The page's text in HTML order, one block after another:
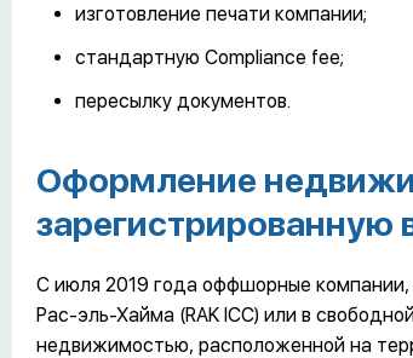
изготовление печати компании;
стандартную Compliance fee;
пересылку документов.
Оформление
зарегистрированную
С июля 2019 года оффшорные
Рас-эль-Хайма (RAK ICC) или в
недвижимостью, расположенной на